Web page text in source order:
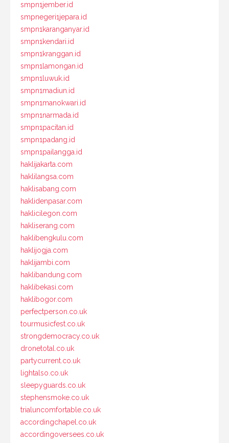
smpn1jember.id
smpnegeri1jepara.id
smpn1karanganyar.id
smpn1kendari.id
smpn1kranggan.id
smpn1lamongan.id
smpn1luwuk.id
smpn1madiun.id
smpn1manokwari.id
smpn1narmada.id
smpn1pacitan.id
smpn1padang.id
smpn1pailangga.id
haklijakarta.com
haklilangsa.com
haklisabang.com
haklidenpasar.com
haklicilegon.com
hakliserang.com
haklibengkulu.com
haklijogja.com
haklijambi.com
haklibandung.com
haklibekasi.com
haklibogor.com
perfectperson.co.uk
tourmusicfest.co.uk
strongdemocracy.co.uk
dronetotal.co.uk
partycurrent.co.uk
lightalso.co.uk
sleepyguards.co.uk
stephensmoke.co.uk
trialuncomfortable.co.uk
accordingchapel.co.uk
accordingoversees.co.uk